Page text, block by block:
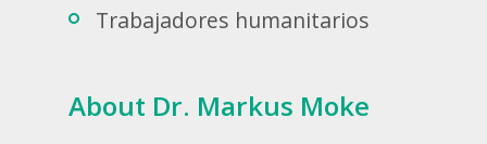
Trabajadores humanitarios
About Dr. Markus Moke